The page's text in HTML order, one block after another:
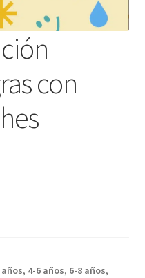
con
años, 4-6 años, 6-8 años,